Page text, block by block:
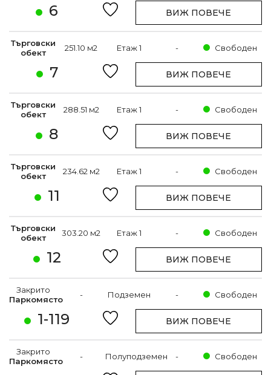
6 ВИЖ ПОВЕЧЕ
7
Търговски
обект
251.10 м2 Етаж 1 - Свободен
ВИЖ ПОВЕЧЕ
8
Търговски
обект
288.51 м2 Етаж 1 - Свободен
ВИЖ ПОВЕЧЕ
11
Търговски
обект
234.62 м2 Етаж 1 - Свободен
ВИЖ ПОВЕЧЕ
12
Търговски
обект
303.20 м2 Етаж 1 - Свободен
ВИЖ ПОВЕЧЕ
1-119
Закрито
Паркомясто
- Подземен - Свободен
ВИЖ ПОВЕЧЕ
Закрито
Паркомясто
- Полуподземен - Свободен